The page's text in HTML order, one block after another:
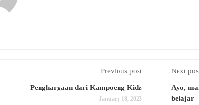
Previous post
Penghargaan dari Kampoeng Kidz
January 18, 2023
Next
Ayo,
belajar